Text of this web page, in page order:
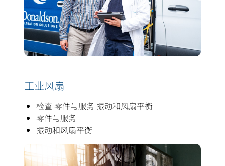
工业风扇
检查 零件与服务 振动和风扇平衡
零件与服务
振动和风扇平衡